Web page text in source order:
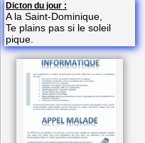
Dicton du jour :
A la Saint-Dominique,
Te plains pas si le soleil
pique.